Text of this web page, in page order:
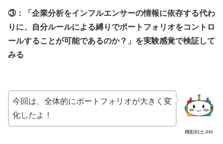
③：「 企業分析をインフルエンサーの情報に依存する代わ
りに、自分ルールによる縛りでポートフォリオをコントロ
ールすることが可能であるのか？ 」を実験感覚で検証して
みる
機動戦士JIM
今回は、全体的にポートフォリオが大きく変
化したよ！